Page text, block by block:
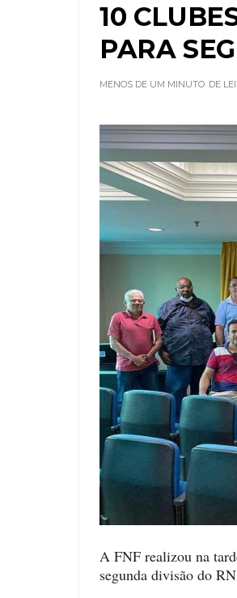
10
PARA
MENOS DE UM MINUTO DE
Foto Iure
A FNF realizou na
segunda divisão do